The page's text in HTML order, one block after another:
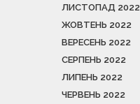
ЛИСТОПАД 2022
ЖОВТЕНЬ 2022
ВЕРЕСЕНЬ 2022
СЕРПЕНЬ 2022
ЛИПЕНЬ 2022
ЧЕРВЕНЬ 2022